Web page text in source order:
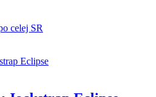
celej SR